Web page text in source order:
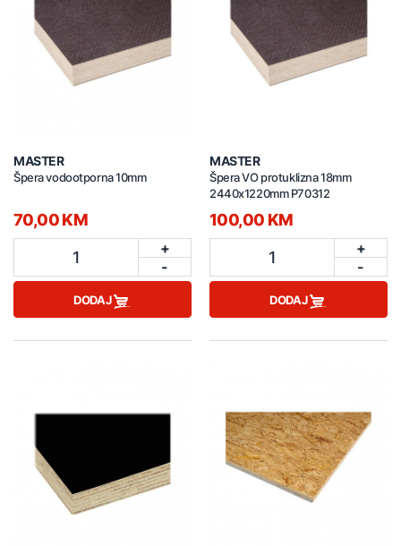
MASTER
Špera vodootporna 10mm
70,00 KM
1
+
-
DODAJ
MASTER
Špera VO protuklizna 18mm
2440x1220mm P70312
100,00 KM
1
+
-
DODAJ